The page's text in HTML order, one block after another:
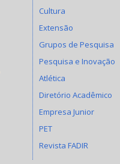
Cultura
Extensão
Grupos de Pesquisa
Pesquisa e Inovação
Atlética
Diretório Acadêmico
Empresa Junior
PET
Revista FADIR